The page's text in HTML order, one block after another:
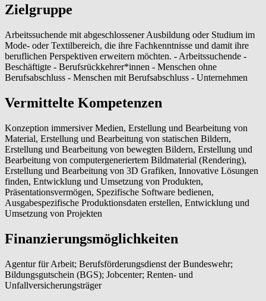
Zielgruppe
Arbeitssuchende mit abgeschlossener Ausbildung oder Studium im
Mode- oder Textilbereich, die ihre Fachkenntnisse und damit ihre
beruflichen Perspektiven erweitern möchten. - Arbeitssuchende -
Beschäftigte - Berufsrückkehrer*innen - Menschen ohne
Berufsabschluss - Menschen mit Berufsabschluss - Unternehmen
Vermittelte Kompetenzen
Konzeption immersiver Medien, Erstellung und Bearbeitung von
Material, Erstellung und Bearbeitung von statischen Bildern,
Erstellung und Bearbeitung von bewegten Bildern, Erstellung und
Bearbeitung von computergeneriertem Bildmaterial (Rendering),
Erstellung und Bearbeitung von 3D Grafiken, Innovative Lösungen
finden, Entwicklung und Umsetzung von Produkten,
Präsentationsvermögen, Spezifische Software bedienen,
Ausgabespezifische Produktionsdaten erstellen, Entwicklung und
Umsetzung von Projekten
Finanzierungsmöglichkeiten
Agentur für Arbeit; Berufsförderungsdienst der Bundeswehr;
Bildungsgutschein (BGS); Jobcenter; Renten- und
Unfallversicherungsträger